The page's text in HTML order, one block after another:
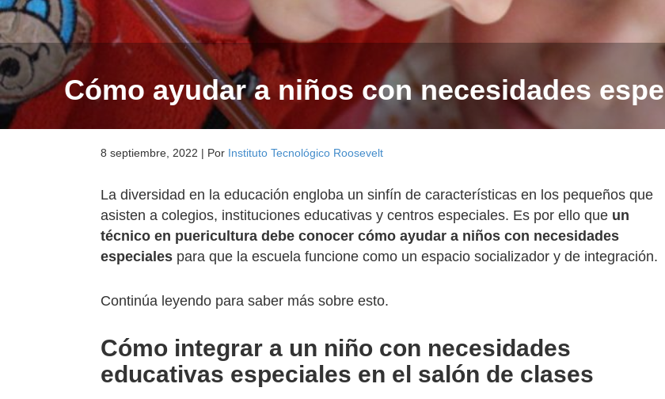
Cómo ayudar a niños con necesidades
8 septiembre, 2022 | Por Instituto Tecnológico Roosevelt
La diversidad en la educación engloba un sinfín de características en los pequeños que
asisten a colegios, instituciones educativas y centros especiales. Es por ello que un
técnico en puericultura debe conocer cómo ayudar a niños con necesidades
especiales para que la escuela funcione como un espacio socializador y de integración.
Continúa leyendo para saber más sobre esto.
Cómo integrar a un niño con necesidades
educativas especiales en el salón de clases